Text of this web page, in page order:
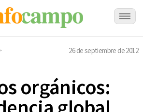
26 de septiembre de 2012
orgánicos: